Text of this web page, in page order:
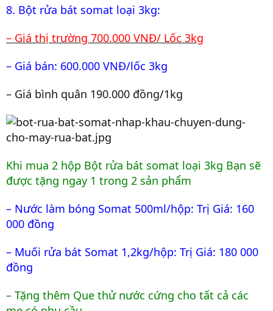
8. Bột rửa bát somat loại 3kg:
– Giá thị trường 700.000 VNĐ/ Lốc 3kg
– Giá bán: 600.000 VNĐ/lốc 3kg
– Giá bình quân 190.000 đồng/1kg
Khi mua 2 hộp Bột rửa bát somat loại 3kg Bạn sẽ
được tặng ngay 1 trong 2 sản phẩm
– Nước làm bóng Somat 500ml/hộp: Trị Giá: 160
000 đồng
– Muối rửa bát Somat 1,2kg/hộp: Trị Giá: 180 000
đồng
– Tặng thêm Que thử nước cứng cho tất cả các